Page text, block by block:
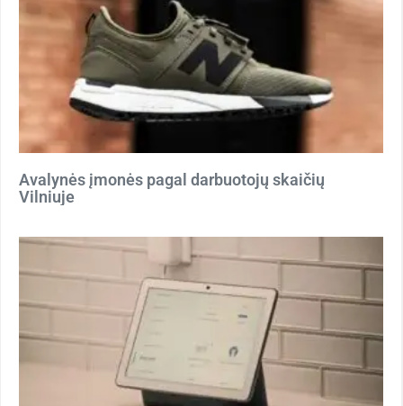
Avalynės įmonės pagal darbuotojų skaičių
Vilniuje